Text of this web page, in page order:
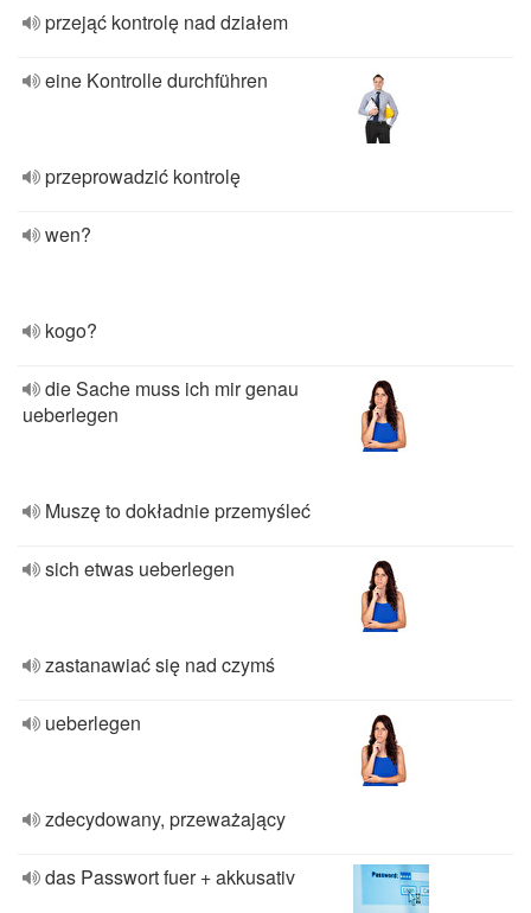
przejąć kontrolę nad działem
eine Kontrolle durchführen
przeprowadzić kontrolę
wen?
kogo?
die Sache muss ich mir genau
ueberlegen
Muszę to dokładnie przemyśleć
sich etwas ueberlegen
zastanawiać się nad czymś
ueberlegen
zdecydowany, przeważający
das Passwort fuer + akkusativ